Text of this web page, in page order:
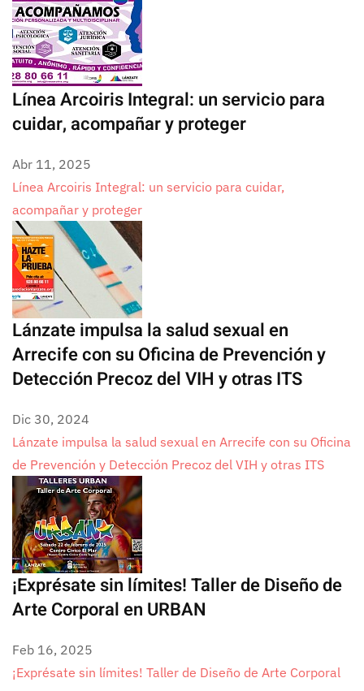
Línea Arcoiris Integral: un servicio para
cuidar, acompañar y proteger
Abr 11, 2025
Línea Arcoiris Integral: un servicio para cuidar,
acompañar y proteger
Lánzate impulsa la salud sexual en
Arrecife con su Oficina de Prevención y
Detección Precoz del VIH y otras ITS
Dic 30, 2024
Lánzate impulsa la salud sexual en Arrecife con su Oficina
de Prevención y Detección Precoz del VIH y otras ITS
¡Exprésate sin límites! Taller de Diseño de
Arte Corporal en URBAN
Feb 16, 2025
¡Exprésate sin límites! Taller de Diseño de Arte Corporal